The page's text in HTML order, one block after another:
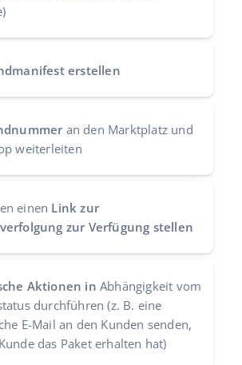
Partner
erstellen
an den Marktplatz und
weiterleiten
einen Link zur
zur Verfügung stellen
Aktionen in Abhängigkeit vom
durchführen (z. B. eine
E-Mail an den Kunden senden,
das Paket erhalten hat)